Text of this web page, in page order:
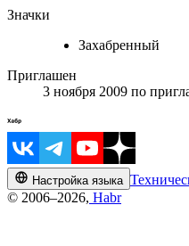
Значки
Захабренный
Приглашен
3 ноября 2009 по
Настройка языка
© 2006–2026, Habr